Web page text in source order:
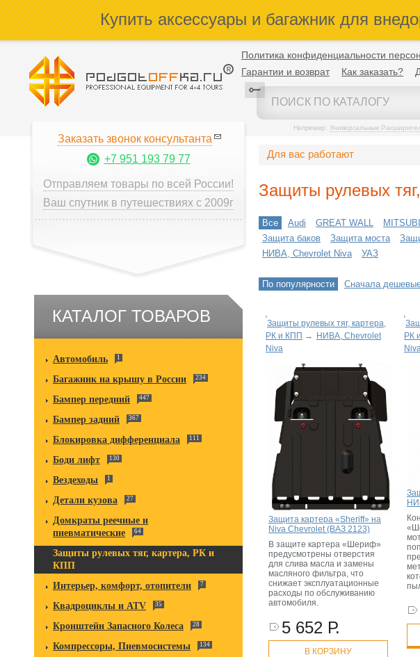
Купить аксессуары и багажник для
Политика конфиденциальности
Гарантии и возврат
Как заказать?
Например: Универсальные
Заказать звонок консультанта
+7 951 193 79 77
Отправляем товары по всей России!
Ваш спутник в путешествиях с 2009г
КАТАЛОГ ТОВАРОВ
Автомобиль 1
Багажник на крышу в России 234
Бампер передний 447
Бампер задний 367
Блокировка дифференциала 111
Боди лифт 130
Вездеходы 1
Детали кузова 27
Домкраты реечные и
пневматические
64
Защиты рулевых тяг, картера, РК и
КПП
Интерьер, комфорт, отопители
7
Квадроциклы и ATV 35
Кронштейн Запасного Колеса 28
Компрессоры, Пневмосистемы 134
Для вас работают
Защиты рулевых
Все Audi GREAT WALL
Защита баков
Защита моста
НИВА, Chevrolet Niva
УАЗ
По популярности Сначала
Защиты рулевых тяг, картера,
РК и КПП →
НИВА, Chevrolet
Niva
Защита картера «Sheriff» на
Niva Chevrolet (ВАЗ 2123)
В защите картера «Шериф»
предусмотрены отверстия
для слива масла и замены
масляного фильтра, что
снижает эксплуатационные
расходы по обслуживанию
автомобиля.
5 652 Р.
В КОРЗИНУ
РК